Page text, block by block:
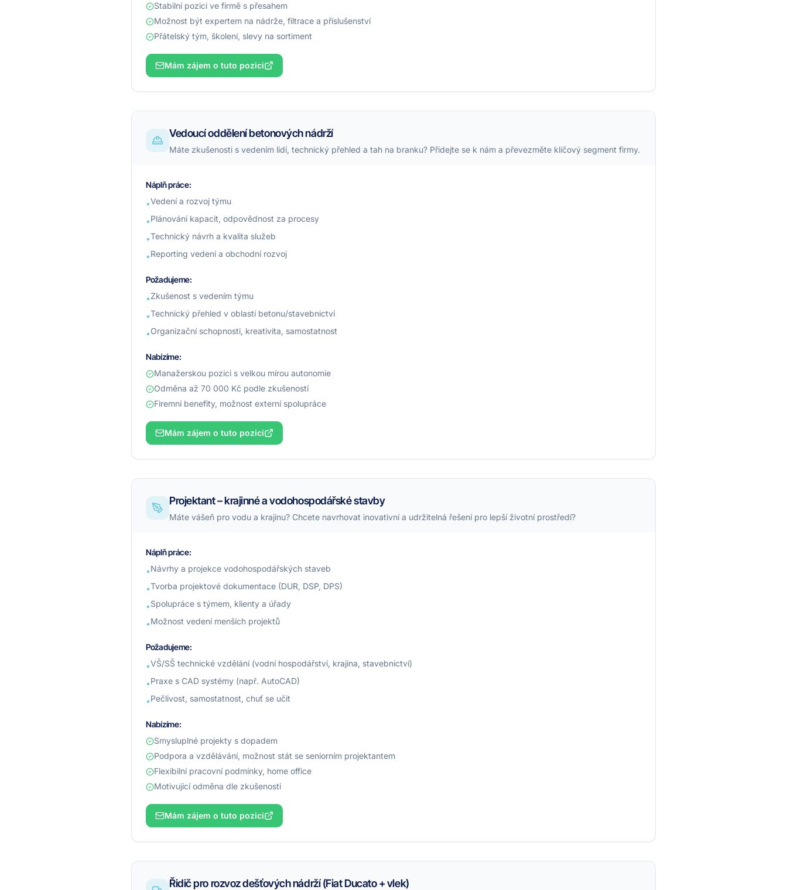
Stabilní pozici ve firmě s přesahem
Možnost být expertem na nádrže, filtrace a příslušenství
Přátelský tým, školení, slevy na sortiment
Mám zájem o tuto pozici
Vedoucí oddělení betonových nádrží
Máte zkušenosti s vedením lidí, technický přehled a tah na branku? Přidejte se k nám a převezměte klíčový segment firmy.
Náplň práce:
•Vedení a rozvoj týmu
•Plánování kapacit, odpovědnost za procesy
•Technický návrh a kvalita služeb
•Reporting vedení a obchodní rozvoj
Požadujeme:
•Zkušenost s vedením týmu
•Technický přehled v oblasti betonu/stavebnictví
•Organizační schopnosti, kreativita, samostatnost
Nabízíme:
Manažerskou pozici s velkou mírou autonomie
Odměna až 70 000 Kč podle zkušeností
Firemní benefity, možnost externí spolupráce
Mám zájem o tuto pozici
Projektant – krajinné a vodohospodářské stavby
Máte vášeň pro vodu a krajinu? Chcete navrhovat inovativní a udržitelná řešení pro lepší životní prostředí?
Náplň práce:
•Návrhy a projekce vodohospodářských staveb
•Tvorba projektové dokumentace (DUR, DSP, DPS)
•Spolupráce s týmem, klienty a úřady
•Možnost vedení menších projektů
Požadujeme:
•VŠ/SŠ technické vzdělání (vodní hospodářství, krajina, stavebnictví)
•Praxe s CAD systémy (např. AutoCAD)
•Pečlivost, samostatnost, chuť se učit
Nabízíme:
Smysluplné projekty s dopadem
Podpora a vzdělávání, možnost stát se seniorním projektantem
Flexibilní pracovní podmínky, home office
Motivující odměna dle zkušeností
Mám zájem o tuto pozici
Řidič pro rozvoz dešťových nádrží (Fiat Ducato + vlek)